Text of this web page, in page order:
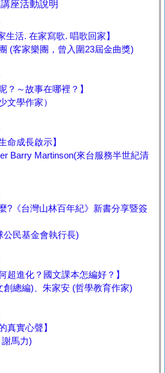
講座活動說明
生活. 在家寫歌. 唱歌回家】
演湊者：山狗大後生樂團 (客家樂團，曾入圍23屆金曲獎)
？～故事在哪裡？】
文學作家）
命成長啟示】
Barry Martinson(來台服務半世紀清
?《台灣山林百年紀》新書分享暨簽
公民基金會執行長)
超進化？國文課本怎編好？】
總編)、朱家安 (哲學教育作家)
真實心聲】
馬力)